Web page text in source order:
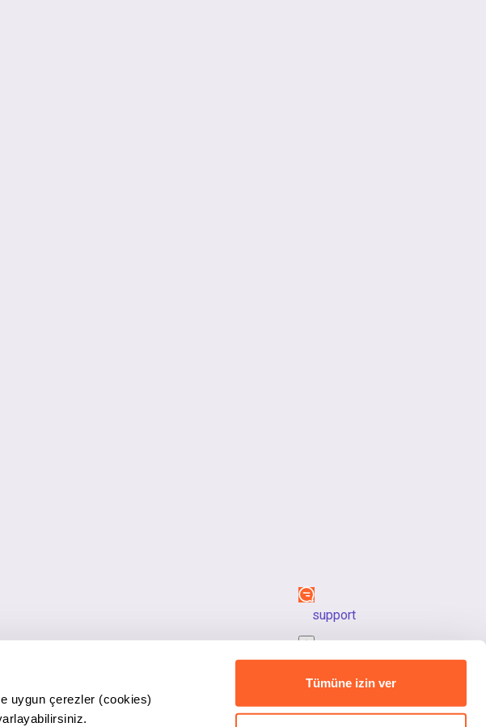
uygun çerezler (cookies)
Tümüne izin ver
support